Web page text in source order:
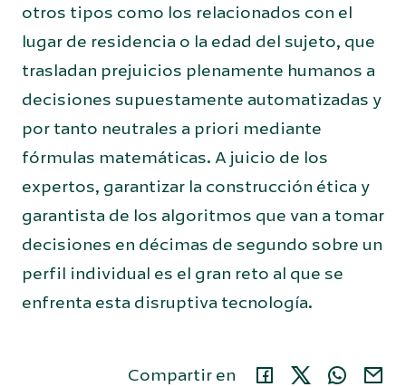
otros tipos como los relacionados con el
lugar de residencia o la edad del sujeto, que
trasladan prejuicios plenamente humanos a
decisiones supuestamente automatizadas y
por tanto neutrales a priori mediante
fórmulas matemáticas. A juicio de los
expertos, garantizar la construcción ética y
garantista de los algoritmos que van a tomar
decisiones en décimas de segundo sobre un
perfil individual es el gran reto al que se
enfrenta esta disruptiva tecnología.
Compartir en